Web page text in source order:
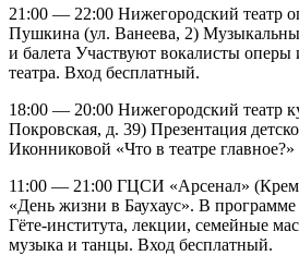
21:00 — 22:00 Нижегородский театр
Пушкина (ул. Ванеева, 2)
и балета Участвуют вокалисты оперы
театра. Вход бесплатный.
18:00 — 20:00 Нижегородский театр
Покровская, д. 39) Презентация
Иконниковой «Что в театре
11:00 — 21:00 ГЦСИ «Арсенал»
«День жизни в Баухаус». В
Гёте-института, лекции, семейные
музыка и танцы. Вход бесплатный.